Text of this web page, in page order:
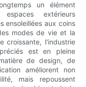
un élément
extérieurs
ensoleillées aux coins
modes de vie et la
croissante, l'industrie
est en pleine
de design, de
améliorent non
mais repoussent